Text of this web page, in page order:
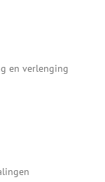
en verlenging